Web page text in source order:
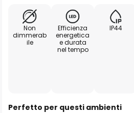
Non
dimmerab
ile
Efficienza
energetica
e durata
nel tempo
IP44
Perfetto per questi ambienti